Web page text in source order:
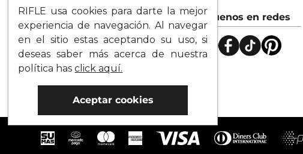
RIFLE usa cookies para darte la mejor
experiencia de navegación. Al navegar
en el sitio estas aceptando su uso, si
deseas saber más acerca de nuestra
política hasclick aquí.
Aceptar cookies
Preguntas Frecuentes
Guía de Tallas
Mapa del Sitio
Síguenos en redes